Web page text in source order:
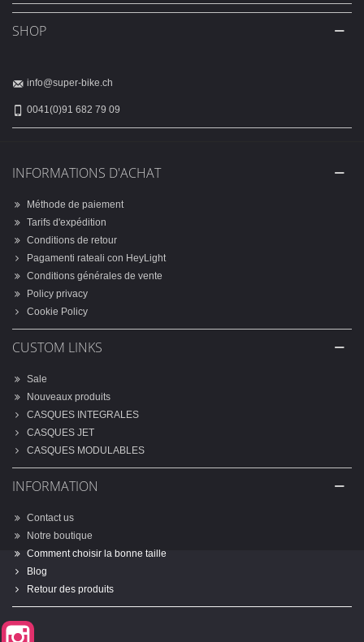
SHOP
info@super-bike.ch
0041(0)91 682 79 09
INFORMATIONS D'ACHAT
Méthode de paiement
Tarifs d'expédition
Conditions de retour
Pagamenti rateali con HeyLight
Conditions générales de vente
Policy privacy
Cookie Policy
CUSTOM LINKS
Sale
Nouveaux produits
CASQUES INTEGRALES
CASQUES JET
CASQUES MODULABLES
INFORMATION
Contact us
Notre boutique
Comment choisir la bonne taille
Blog
Retour des produits